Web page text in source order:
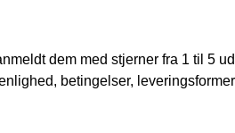
dem med stjerner fra 1 til 5
betingelser,